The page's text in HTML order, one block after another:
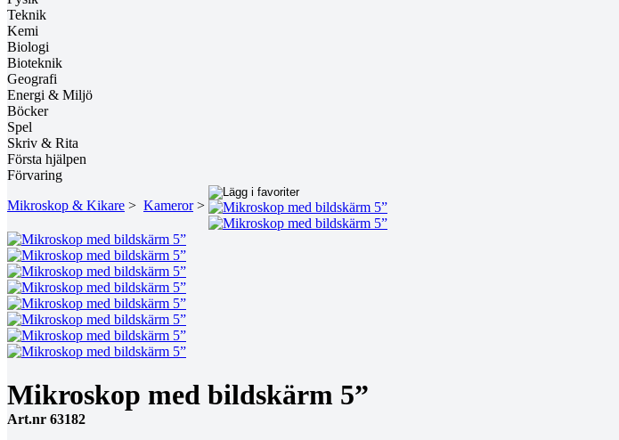
Teknik
Kemi
Biologi
Bioteknik
Geografi
Energi & Miljö
Böcker
Spel
Skriv & Rita
Första hjälpen
Förvaring
Mikroskop & Kikare > Kameror>
Mikroskop med bildskärm 5”
Art.nr 63182